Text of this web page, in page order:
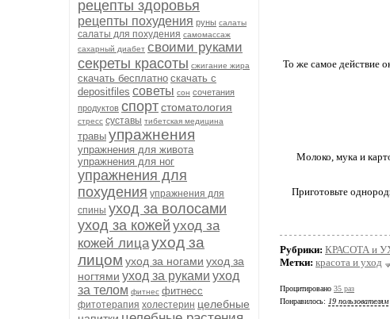
рецепты здоровья
рецепты похудения руны салаты
салаты для похудения самомассаж
сахарный диабет своими руками
секреты красоты сжигание жира
скачать бесплатно скачать с
depositfiles советы сон сочетания
продуктов спортстоматология
стресс суставы тибетская медицина
травы упражнения
упражнения для живота
упражнения для ног
упражнения для
похудения упражнения для
спины уход за волосами
уход за кожей уход за
кожей лицауход за
лицом уход за ногами уход за
ногтями уход за руками уход
за телом фитнес фитнесс
фитотерапия холестерин целебные
То же самое действие
Молоко, мука и
Приготовьте
Рубрики: КРАСОТА и
Метки: красота и уход
Процитировано 35 раз
Понравилось: 19 пользователям